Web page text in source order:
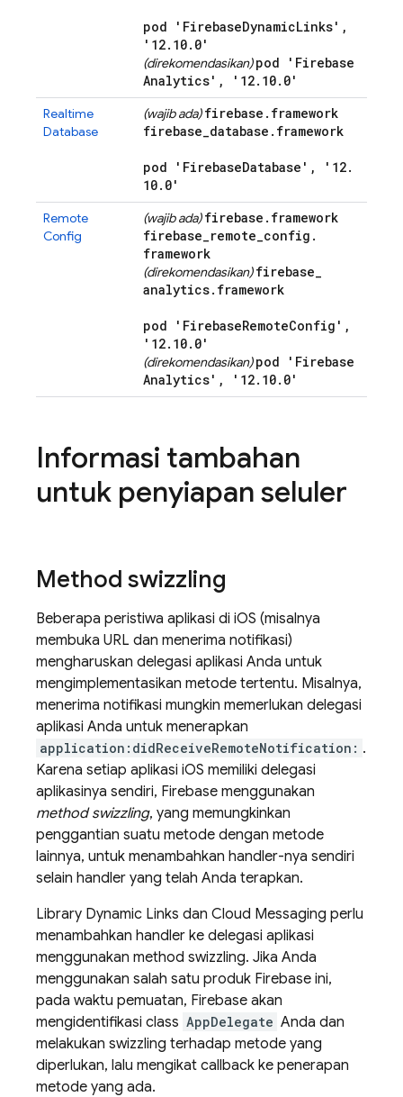
pod 'FirebaseDynamicLinks' ,
'12. 10. 0'
(direkomendasikan) pod 'Firebase
Analytics' , '12. 10. 0'
Realtime
Database
(wajib ada) firebase . framework
firebase_database . framework
pod 'FirebaseDatabase' , '12.
10. 0'
Remote
Config
(wajib ada) firebase . framework
firebase_remote_config .
framework
(direkomendasikan) firebase_
analytics. framework
pod 'FirebaseRemoteConfig' ,
'12. 10. 0'
(direkomendasikan) pod 'Firebase
Analytics' , '12. 10. 0'
Informasi tambahan
untuk penyiapan seluler
Method swizzling
Beberapa peristiwa aplikasi di iOS (misalnya
membuka URL dan menerima notifikasi)
mengharuskan delegasi aplikasi Anda untuk
mengimplementasikan metode tertentu. Misalnya,
menerima notifikasi mungkin memerlukan delegasi
aplikasi Anda untuk menerapkan
application:didReceiveRemoteNotification: .
Karena setiap aplikasi iOS memiliki delegasi
aplikasinya sendiri, Firebase menggunakan
method swizzling, yang memungkinkan
penggantian suatu metode dengan metode
lainnya, untuk menambahkan handler-nya sendiri
selain handler yang telah Anda terapkan.
Library Dynamic Links dan Cloud Messaging perlu
menambahkan handler ke delegasi aplikasi
menggunakan method swizzling. Jika Anda
menggunakan salah satu produk Firebase ini,
pada waktu pemuatan, Firebase akan
mengidentifikasi class AppDelegate Anda dan
melakukan swizzling terhadap metode yang
diperlukan, lalu mengikat callback ke penerapan
metode yang ada.